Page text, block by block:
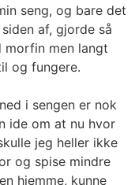
seng, og bare det
af, gjorde så
men langt
og fungere.
i sengen er nok
ide om at nu hvor
jeg heller ikke
og spise mindre
hjemme, kunne